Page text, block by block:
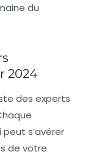
du
2024
des experts
s’avérer
de votre